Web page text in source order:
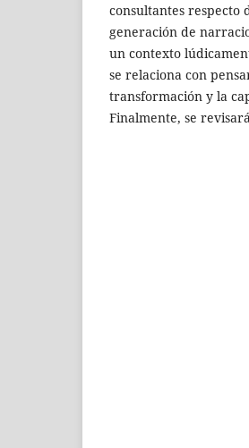
consultantes respecto
generación de
un contexto
se relaciona con
transformación y la
Finalmente, se